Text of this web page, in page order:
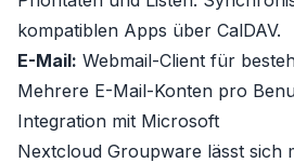
kompatiblen Apps über CalDAV.
E-Mail: Webmail-Client für
Mehrere E-Mail-Konten pro
Integration mit Microsoft
Nextcloud Groupware lässt sich